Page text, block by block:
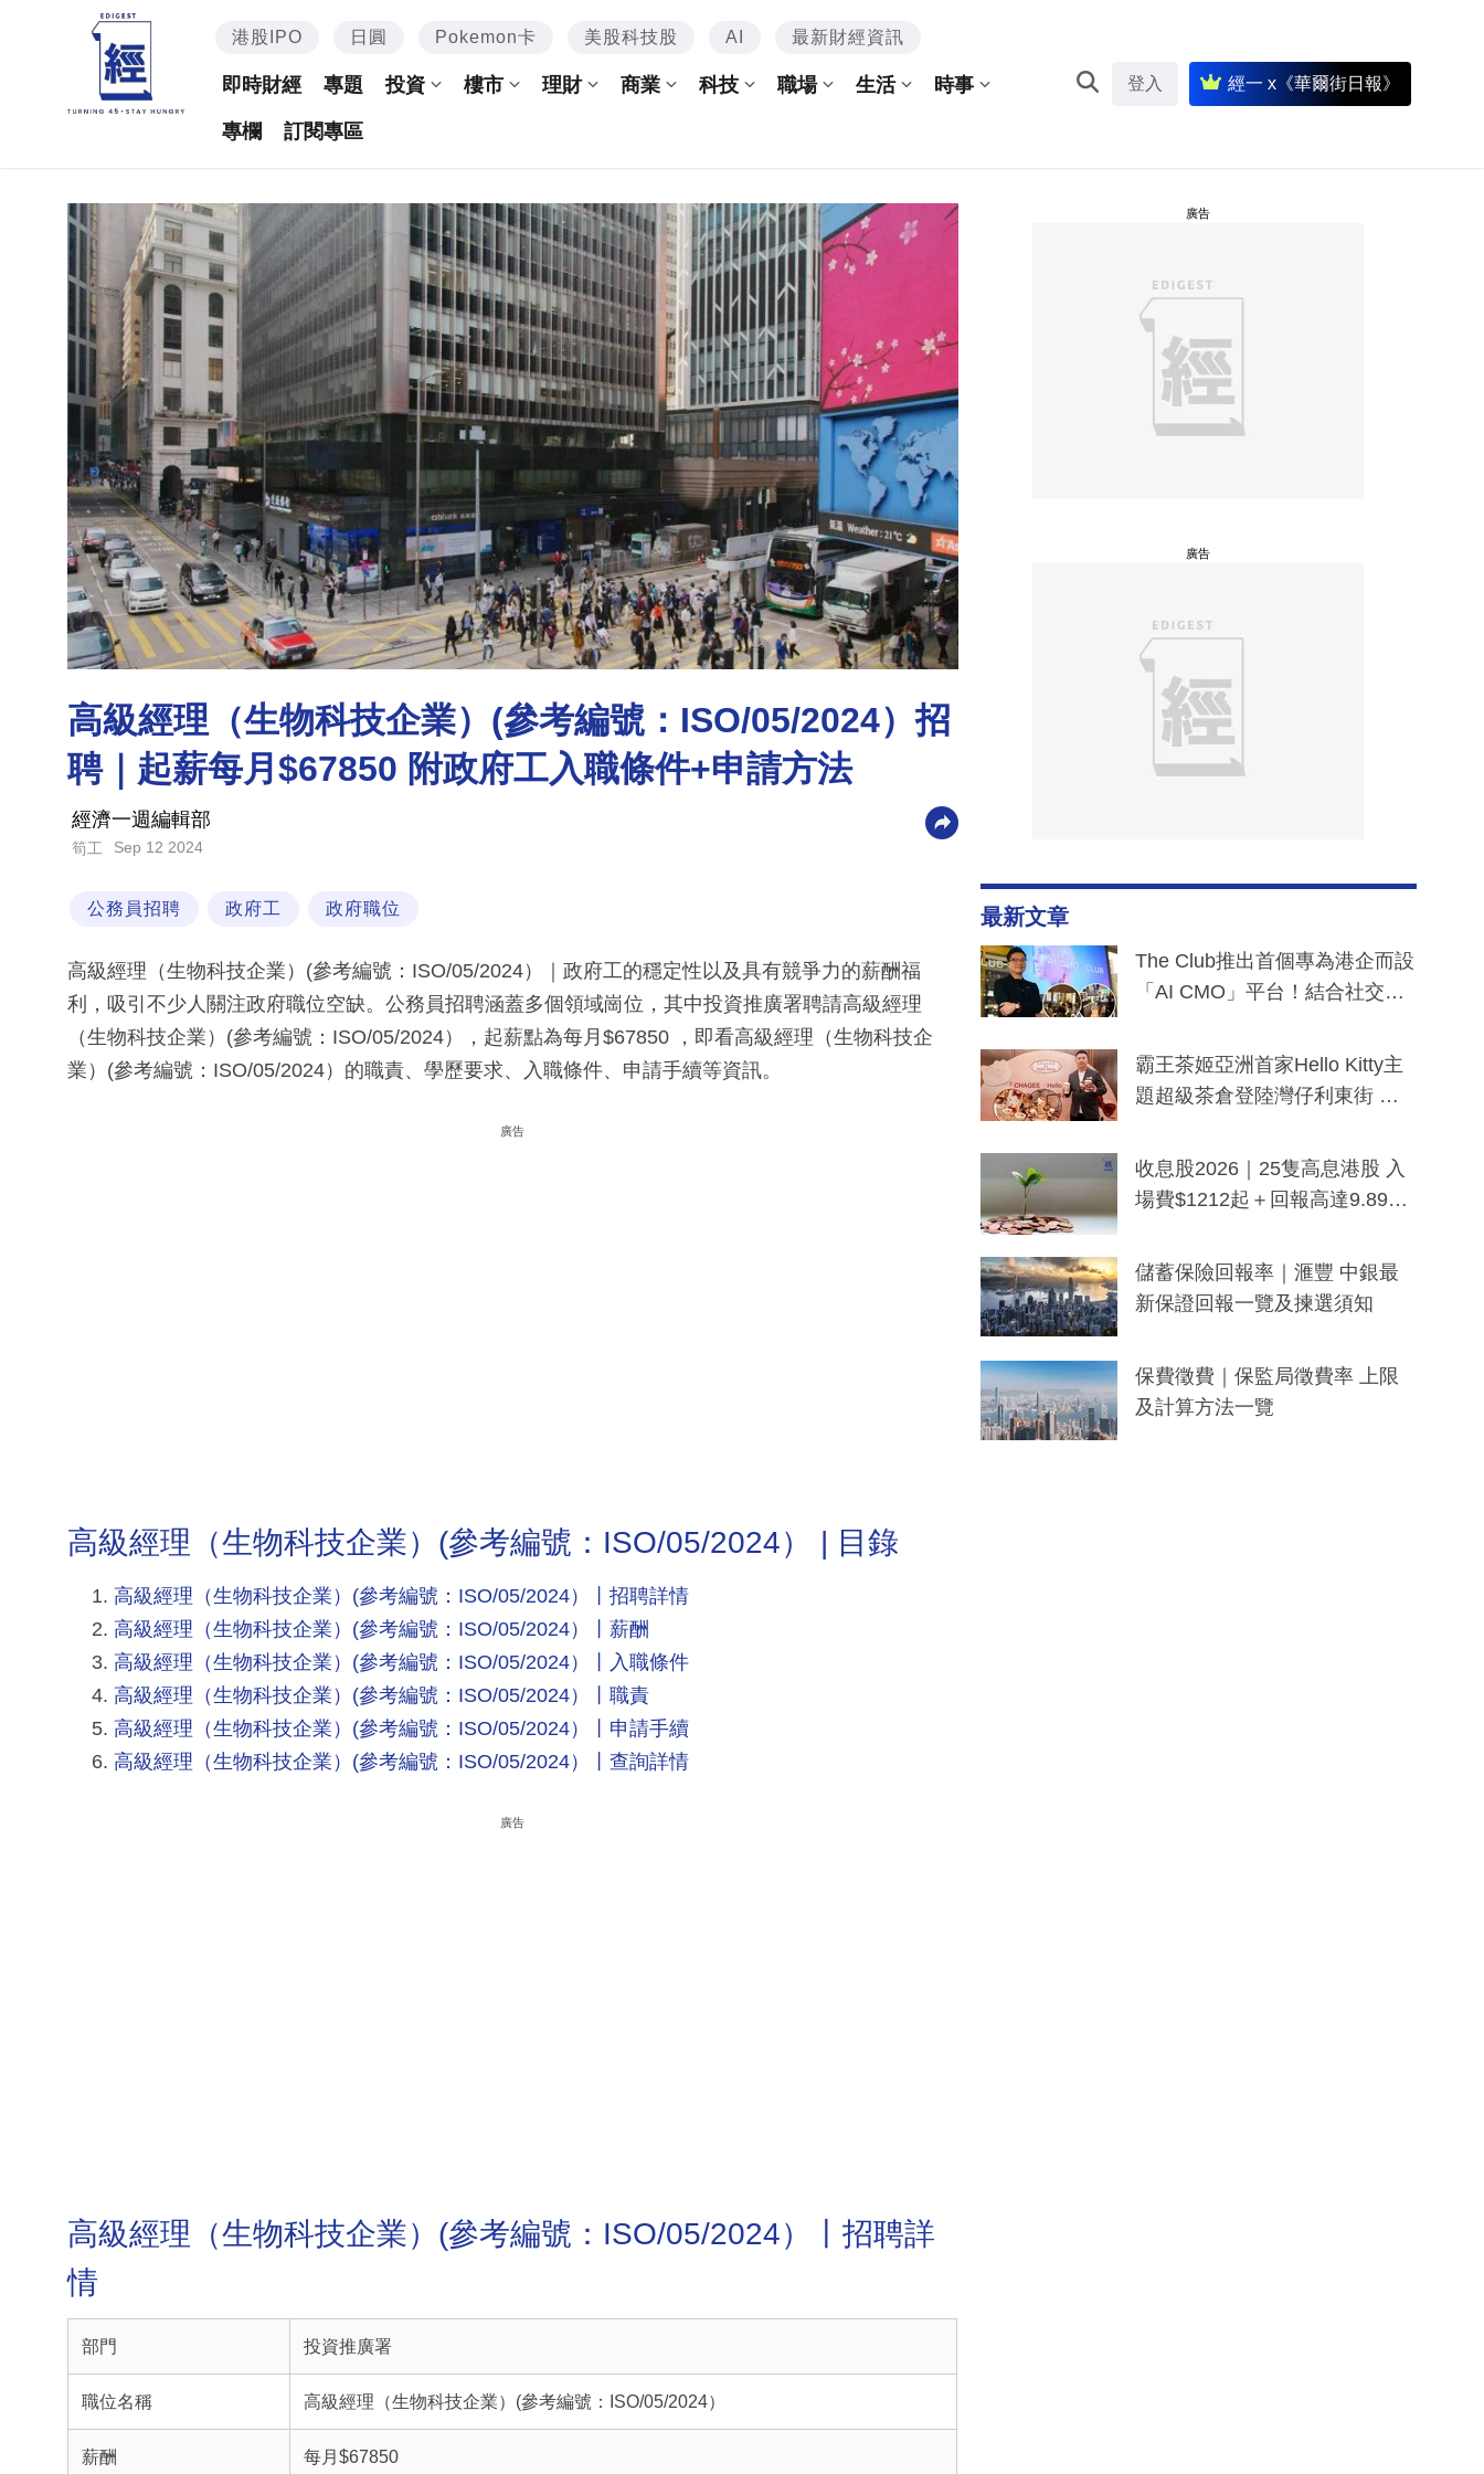
港股IPO 日圓 Pokemon卡 美股科技股 AI 最新財經資訊
即時財經 專題 投資 樓市 理財 商業 科技 職場 生活 時事
專欄 訂閱專區
登入 經一 x《華爾街日報》
高級經理（生物科技企業）(參考編號：ISO/05/2024）招
聘｜起薪每月$67850 附政府工入職條件+申請方法
經濟一週編輯部
筍工 Sep 12 2024
公務員招聘 政府工 政府職位
高級經理（生物科技企業）(參考編號：ISO/05/2024）｜政府工的穩定性以及具有競爭力的薪酬福
利，吸引不少人關注政府職位空缺。公務員招聘涵蓋多個領域崗位，其中投資推廣署聘請高級經理
（生物科技企業）(參考編號：ISO/05/2024），起薪點為每月$67850 ，即看高級經理（生物科技企
業）(參考編號：ISO/05/2024）的職責、學歷要求、入職條件、申請手續等資訊。
廣告
高級經理（生物科技企業）(參考編號：ISO/05/2024） | 目錄
高級經理（生物科技企業）(參考編號：ISO/05/2024）丨招聘詳情
高級經理（生物科技企業）(參考編號：ISO/05/2024）丨薪酬
高級經理（生物科技企業）(參考編號：ISO/05/2024）丨入職條件
高級經理（生物科技企業）(參考編號：ISO/05/2024）丨職責
高級經理（生物科技企業）(參考編號：ISO/05/2024）丨申請手續
高級經理（生物科技企業）(參考編號：ISO/05/2024）丨查詢詳情
廣告
高級經理（生物科技企業）(參考編號：ISO/05/2024）丨招聘詳
情
部門 投資推廣署
職位名稱 高級經理（生物科技企業）(參考編號：ISO/05/2024）
薪酬 每月$67850
廣告
廣告
最新文章
The Club推出首個專為港企而設
「AI CMO」平台！結合社交聆
分鐘生成「貼地」宣傳短片
霸王茶姬亞洲首家Hello Kitty主
題超級茶倉登陸灣仔利東街 推
y及香港限定特調系列
收息股2026｜25隻高息港股 入
場費$1212起＋回報高達9.89
儲蓄保險回報率｜滙豐 中銀最
新保證回報一覽及揀選須知
保費徵費｜保監局徵費率 上限
及計算方法一覽